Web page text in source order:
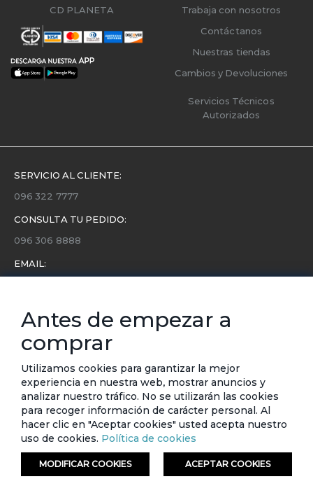
CD PLANETA
Trabaja con nosotros
Contáctanos
Nuestras tiendas
Cambios y Devoluciones
Servicios Técnicos
Autorizados
SERVICIO AL CLIENTE:
096 322 7777
CONSULTA TU PEDIDO:
096 306 8888
EMAIL:
Conoce toda la información sobre últimas colecciones,
eventos y ofertas.
Subscríbete a nuestro newsletter
SUSCRIBIRSE
© ETAFASHION 2023. Todos los derechos reservados.
Antes de empezar a
comprar
Utilizamos cookies para garantizar la mejor
experiencia en nuestra web, mostrar anuncios y
analizar nuestro tráfico. No se utilizarán las cookies
para recoger información de carácter personal. Al
hacer clic en "Aceptar cookies" usted acepta nuestro
uso de cookies. Política de cookies
MODIFICAR COOKIES ACEPTAR COOKIES